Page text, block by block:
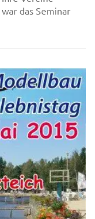
das Seminar